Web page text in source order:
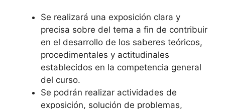
Se realizará una exposición clara y
precisa sobre del tema a fin de contribuir
en el desarrollo de los saberes teóricos,
procedimentales y actitudinales
establecidos en la competencia general
del curso.
Se podrán realizar actividades de
exposición, solución de problemas,